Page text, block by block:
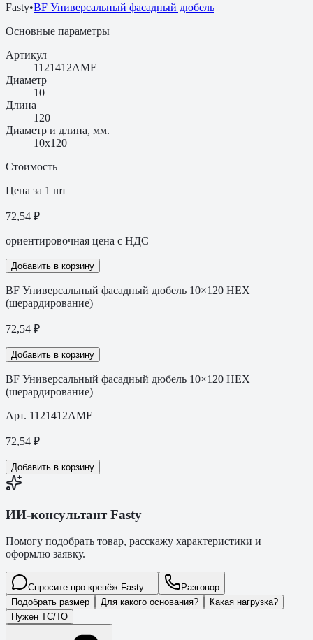
Fasty•BF Универсальный фасадный дюбель
Основные параметры
Артикул
1121412AMF
Диаметр
10
Длина
120
Диаметр и длина, мм.
10х120
Стоимость
Цена за 1 шт
72,54 ₽
ориентировочная цена с НДС
Добавить в корзину
BF Универсальный фасадный дюбель 10×120 HEX
(шерардирование)
72,54 ₽
Добавить в корзину
BF Универсальный фасадный дюбель 10×120 HEX
(шерардирование)
Арт. 1121412AMF
72,54 ₽
Добавить в корзину
ИИ-консультант Fasty
Помогу подобрать товар, расскажу характеристики и
оформлю заявку.
Спросите про крепёж Fasty…
Разговор
Подобрать размер
Для какого основания?
Какая нагрузка?
Нужен ТС/ТО